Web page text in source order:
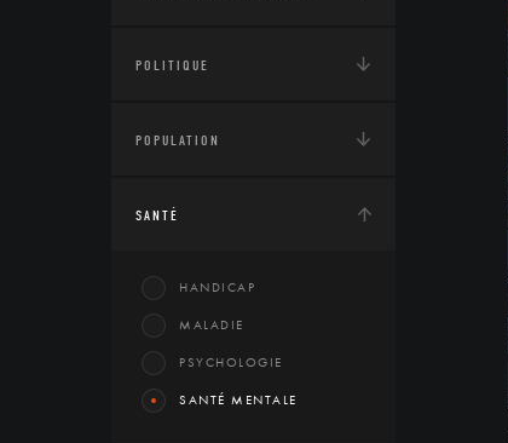
POLITIQUE
POPULATION
SANTÉ
HANDICAP
MALADIE
PSYCHOLOGIE
SANTÉ MENTALE